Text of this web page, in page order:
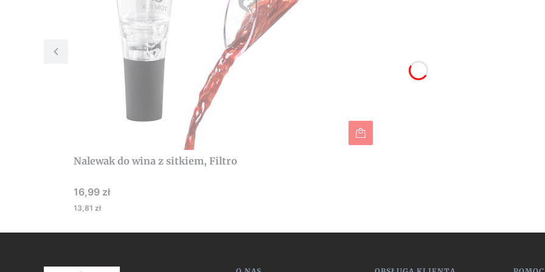
Nalewak do wina z sitkiem, Filtro
Cena
16,99 zł
13,81 zł